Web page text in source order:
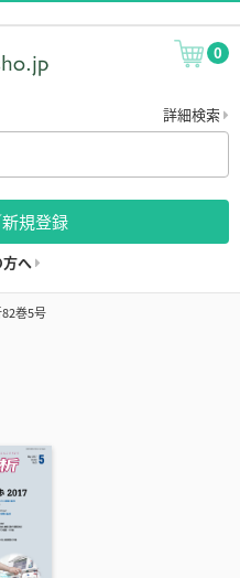
0
詳細検索
規登録
へ
巻5号